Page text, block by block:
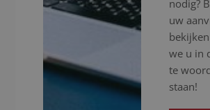
nodig?
uw
we u in
te
staan!